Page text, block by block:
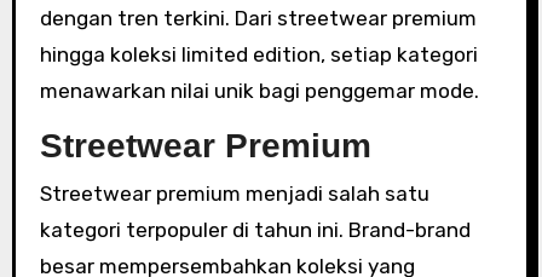
dengan tren terkini. Dari streetwear premium
hingga koleksi limited edition, setiap kategori
menawarkan nilai unik bagi penggemar mode.
Streetwear Premium
Streetwear premium menjadi salah satu
kategori terpopuler di tahun ini. Brand-brand
besar mempersembahkan koleksi yang